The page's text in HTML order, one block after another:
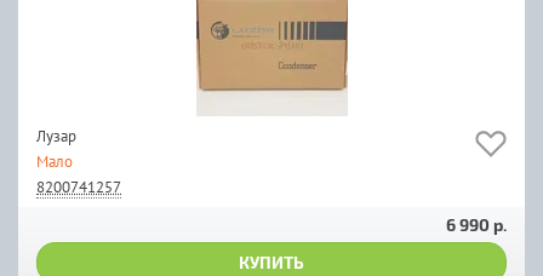
Лузар
Мало
8200741257
6 990 р.
КУПИТЬ